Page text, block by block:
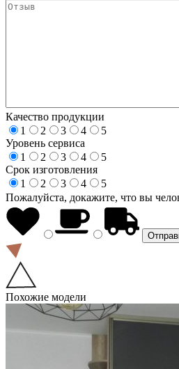
Качество продукции
1
2 3 4
5
Уровень сервиса
1
2 3 4
5
Срок изготовления
1
2 3 4
5
Пожалуйста, докажите, что вы
Похожие модели